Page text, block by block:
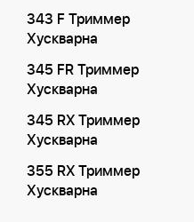
343 F Триммер
Хускварна
345 FR Триммер
Хускварна
345 RX Триммер
Хускварна
355 RX Триммер
Хускварна